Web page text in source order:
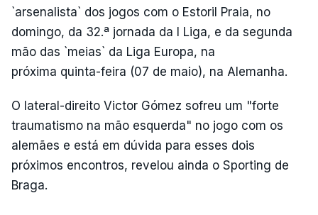
`arsenalista` dos jogos com o Estoril Praia, no
domingo, da 32.ª jornada da I Liga, e da segunda
mão das `meias` da Liga Europa, na
próxima quinta-feira (07 de maio), na Alemanha.
O lateral-direito Victor Gómez sofreu um "forte
traumatismo na mão esquerda" no jogo com os
alemães e está em dúvida para esses dois
próximos encontros, revelou ainda o Sporting de
Braga.